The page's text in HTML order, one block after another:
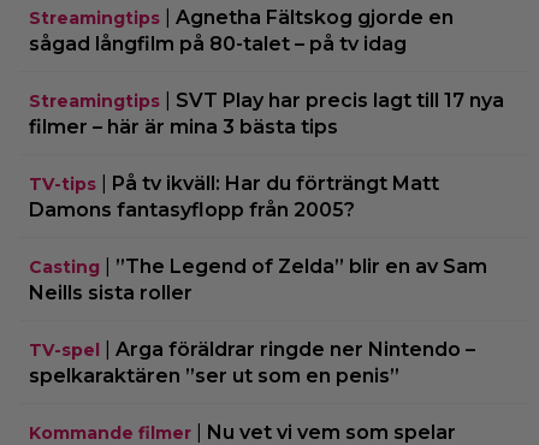
Streamingtips
Agnetha Fältskog gjorde en
sågad långfilm på 80-talet – på tv idag
Streamingtips
SVT Play har precis lagt till 17 nya
filmer – här är mina 3 bästa tips
TV-tips
På tv ikväll: Har du förträngt Matt
Damons fantasyflopp från 2005?
Casting
”The Legend of Zelda” blir en av Sam
Neills sista roller
TV-spel
Arga föräldrar ringde ner Nintendo –
spelkaraktären ”ser ut som en penis”
Kommande filmer
Nu vet vi vem som spelar